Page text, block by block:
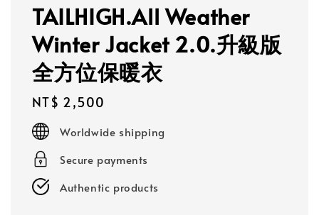
TAILHIGH.All Weather
Winter Jacket 2.0.升級版
全方位保暖衣
Regular
price
NT$ 2,500
Worldwide shipping
Secure payments
Authentic products